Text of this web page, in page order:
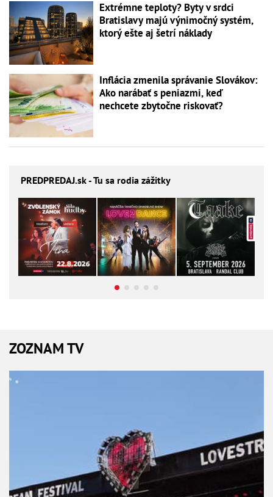
Extrémne teploty? Byty v srdci
Bratislavy majú výnimočný systém,
ktorý ešte aj šetrí náklady
Inflácia zmenila správanie Slovákov:
Ako narábať s peniazmi, keď
nechcete zbytočne riskovať?
PREDPREDAJ.sk - Tu sa rodia zážitky
ZOZNAM TV